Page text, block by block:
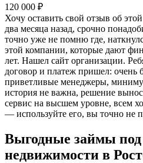
120 000 ₽
Хочу оставить свой отзыв об
два месяца назад, срочно
точно уже не помню где,
этой компании, которые дают
лет. Нашел сайт организации.
договор и платеж пришел: очень
приветливые менеджеры,
история не важна, решение
сервис на высшем уровне, всем
— используйте его, вы точно не
Выгодные займы под
недвижимости в